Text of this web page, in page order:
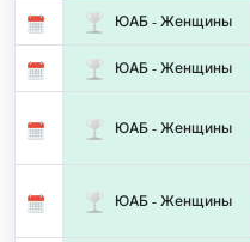
ЮАБ - Женщины
ЮАБ - Женщины
ЮАБ - Женщины
ЮАБ - Женщины